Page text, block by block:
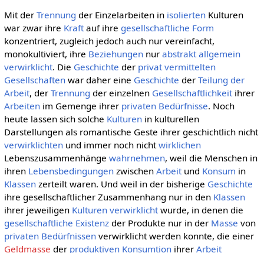
Mit der Trennung der Einzelarbeiten in isoliertenKulturen
war zwar ihre Kraftauf ihre gesellschaftliche Form
konzentriert, zugleich jedoch auch nur vereinfacht,
monokultiviert, ihre Beziehungennur abstrakt allgemein
verwirklicht. Die Geschichte der privat vermittelten
Gesellschaftenwar daher eine Geschichte der Teilung der
Arbeit, der Trennung der einzelnen Gesellschaftlichkeitihrer
Arbeitenim Gemenge ihrer privaten Bedürfnisse. Noch
heute lassen sich solche Kulturenin kulturellen
Darstellungen als romantische Geste ihrer geschichtlich nicht
verwirklichtenund immer noch nichtwirklichen
Lebenszusammenhänge wahrnehmen, weil die Menschen in
ihren Lebensbedingungenzwischen Arbeitund Konsum in
Klassenzerteilt waren. Und weil in der bisherige Geschichte
ihre gesellschaftlicher Zusammenhang nur in den Klassen
ihrer jeweiligen Kulturen verwirklichtwurde, in denen die
gesellschaftliche Existenzder Produkte nur in der Masse von
privaten Bedürfnissenverwirklicht werden konnte, die einer
Geldmasse der produktiven Konsumtionihrer Arbeit